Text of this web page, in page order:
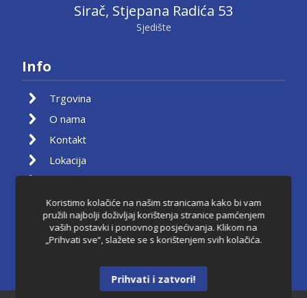
Sirač, Stjepana Radića 53
Sjedište
Info
Trgovina
O nama
Kontakt
Lokacija
Moj račun
Košarica
Pravila privatnosti
Uvjeti korištenja
Koristimo kolačiće na našim stranicama kako bi vam
pružili najbolji doživljaj korištenja stranice pamćenjem
vaših postavki i ponovnog posjećivanja. Klikom na
„Prihvati sve“, slažete se s korištenjem svih kolačića.
Prihvati i zatvori!